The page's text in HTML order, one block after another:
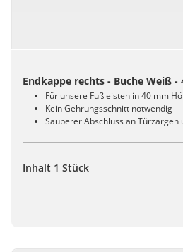
Endkappe rechts - Buche Weiß -
Für unsere Fußleisten in 40 mm
Kein Gehrungsschnitt notwendig
Sauberer Abschluss an Türzargen
Inhalt 1 Stück